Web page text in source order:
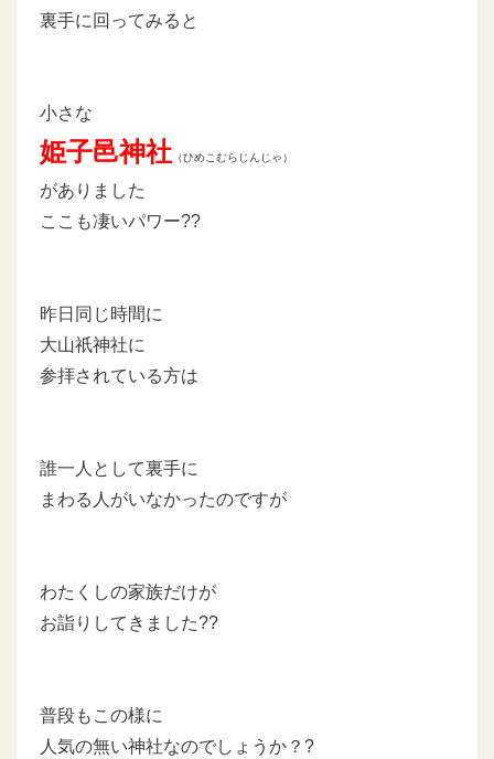
裏手に回ってみると
小さな
姫子邑神社 （ひめこむらじんじゃ）
がありました
ここも凄いパワー??
昨日同じ時間に
大山祇神社に
参拝されている方は
誰一人として裏手に
まわる人がいなかったのですが
わたくしの家族だけが
お詣りしてきました??
普段もこの様に
人気の無い神社なのでしょうか？?